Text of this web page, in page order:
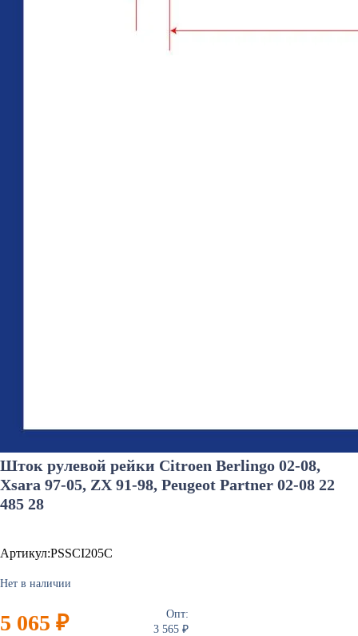
Шток рулевой рейки Citroen Berlingo 02-08,
Xsara 97-05, ZX 91-98, Peugeot Partner 02-08 22
485 28
Артикул:PSSCI205C
Нет в наличии
5 065 ₽
Опт:
3 565 ₽